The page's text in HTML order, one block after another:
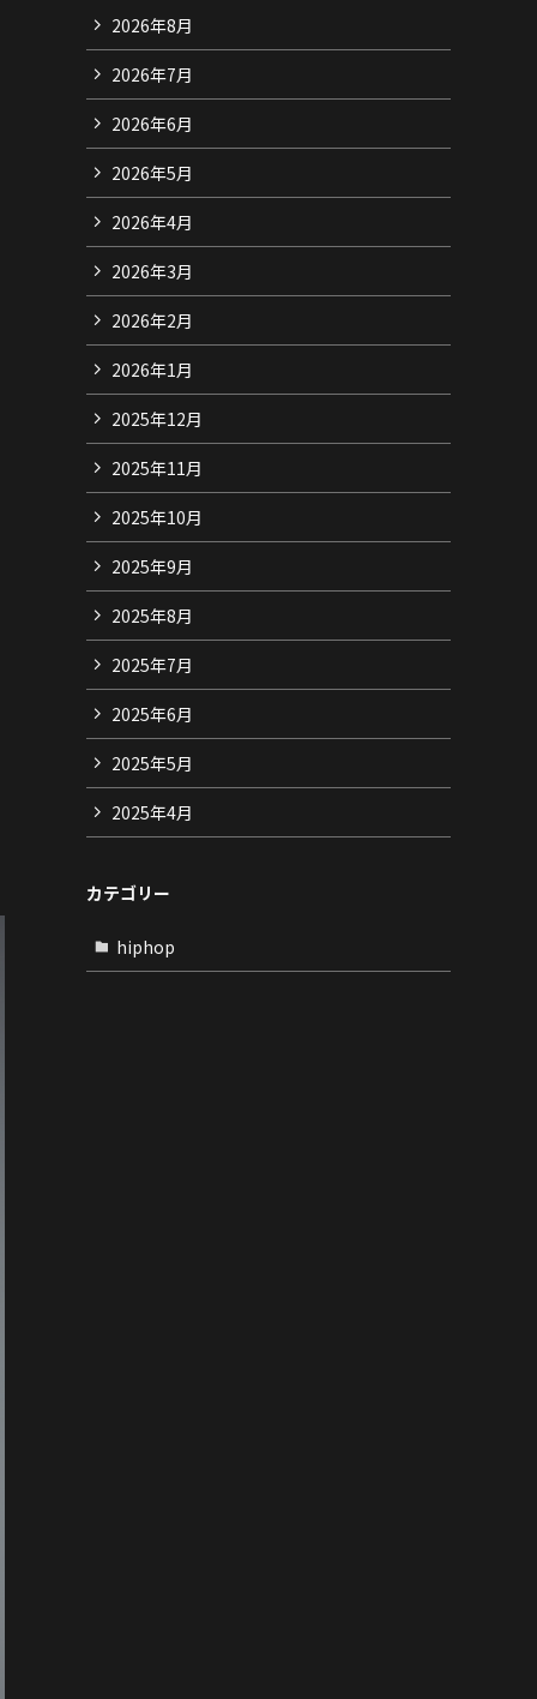
2026年8月
2026年7月
2026年6月
2026年5月
2026年4月
2026年3月
2026年2月
2026年1月
2025年12月
2025年11月
2025年10月
2025年9月
2025年8月
2025年7月
2025年6月
2025年5月
2025年4月
カテゴリー
hiphop